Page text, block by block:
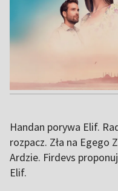
Handan porywa Elif.
rozpacz. Zła na Egego
Ardzie. Firdevs
Elif.